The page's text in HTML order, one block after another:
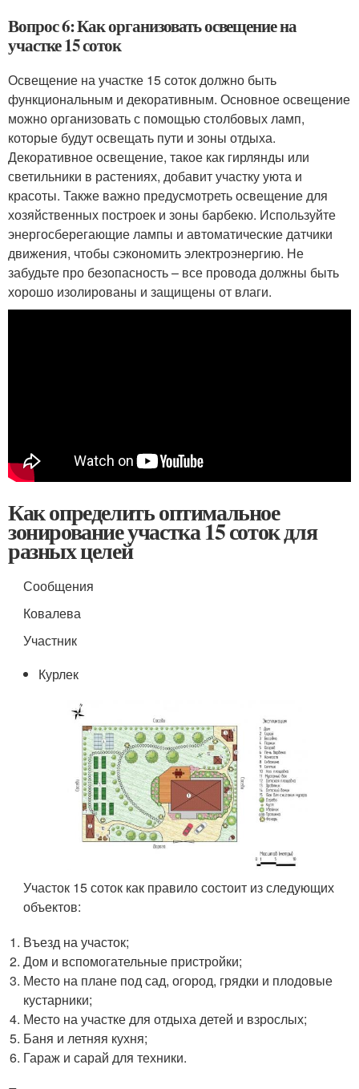
Вопрос 6: Как организовать освещение на
участке 15 соток
Освещение на участке 15 соток должно быть
функциональным и декоративным. Основное освещение
можно организовать с помощью столбовых ламп,
которые будут освещать пути и зоны отдыха.
Декоративное освещение, такое как гирлянды или
светильники в растениях, добавит участку уюта и
красоты. Также важно предусмотреть освещение для
хозяйственных построек и зоны барбекю. Используйте
энергосберегающие лампы и автоматические датчики
движения, чтобы сэкономить электроэнергию. Не
забудьте про безопасность – все провода должны быть
хорошо изолированы и защищены от влаги.
Как определить оптимальное
зонирование участка 15 соток для
разных целей
Сообщения
Ковалева
Участник
Курлек
Участок 15 соток как правило состоит из следующих
объектов:
Въезд на участок;
Дом и вспомогательные пристройки;
Место на плане под сад, огород, грядки и плодовые
кустарники;
Место на участке для отдыха детей и взрослых;
Баня и летняя кухня;
Гараж и сарай для техники.